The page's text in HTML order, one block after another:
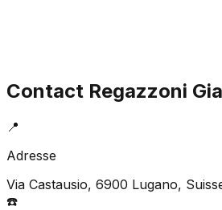
Contact Regazzoni
📍
Adresse
Via Castausio, 6900 Lugano,
☎️